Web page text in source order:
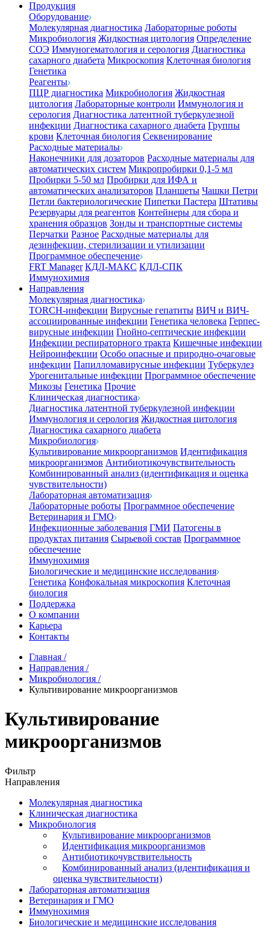
Продукция
Оборудование
Молекулярная диагностика Лабораторные роботы
Микробиология Жидкостная цитология Определение
СОЭ Иммуногематология и серология Диагностика
сахарного диабета Микроскопия Клеточная биология
Генетика
Реагенты
ПЦР диагностика Микробиология Жидкостная
цитология Лабораторные контроли Иммунология и
серология Диагностика латентной туберкулезной
инфекции Диагностика сахарного диабета Группы
крови Клеточная биология Секвенирование
Расходные материалы
Наконечники для дозаторов Расходные материалы для
автоматических систем Микропробирки 0,1-5 мл
Пробирки 5-50 мл Пробирки для ИФА и
автоматических анализаторов Планшеты Чашки Петри
Петли бактериологические Пипетки Пастера Штативы
Резервуары для реагентов Контейнеры для сбора и
хранения образцов Зонды и транспортные системы
Перчатки Разное Расходные материалы для
дезинфекции, стерилизации и утилизации
Программное обеспечение
FRT Manager КДЛ-МАКС КДЛ-СПК
Иммунохимия
Направления
Молекулярная диагностика
TORCH-инфекции Вирусные гепатиты ВИЧ и ВИЧ-
ассоциированные инфекции Генетика человека Герпес-
вирусные инфекции Гнойно-септические инфекции
Инфекции респираторного тракта Кишечные инфекции
Нейроинфекции Особо опасные и природно-очаговые
инфекции Папилломавирусные инфекции Туберкулез
Урогенитальные инфекции Программное обеспечение
Микозы Генетика Прочие
Клиническая диагностика
Диагностика латентной туберкулезной инфекции
Иммунология и серология Жидкостная цитология
Диагностика сахарного диабета
Микробиология
Культивирование микроорганизмов Идентификация
микроорганизмов Антибиотикочувствительность
Комбинированный анализ (идентификация и оценка
чувствительности)
Лабораторная автоматизация
Лабораторные роботы Программное обеспечение
Ветеринария и ГМО
Инфекционные заболевания ГМИ Патогены в
продуктах питания Сырьевой состав Программное
обеспечение
Иммунохимия
Биологические и медицинские исследования
Генетика Конфокальная микроскопия Клеточная
биология
Поддержка
О компании
Карьера
Контакты
Главная /
Направления /
Микробиология /
Культивирование микроорганизмов
Культивирование
микроорганизмов
Фильтр
Направления
Молекулярная диагностика
Клиническая диагностика
Микробиология
Культивирование микроорганизмов
Идентификация микроорганизмов
Антибиотикочувствительность
Комбинированный анализ (идентификация и
оценка чувствительности)
Лабораторная автоматизация
Ветеринария и ГМО
Иммунохимия
Биологические и медицинские исследования